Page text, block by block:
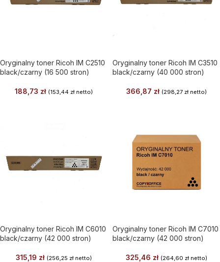
Oryginalny toner Ricoh IM C2510
black/czarny (16 500 stron)
188,73 zł (153,44 zł netto)
Oryginalny toner Ricoh IM C3510
black/czarny (40 000 stron)
366,87 zł (298,27 złnetto)
Oryginalny toner Ricoh IM C6010
black/czarny (42 000 stron)
315,19 zł (256,25 zł netto)
Oryginalny toner Ricoh IM C7010
black/czarny (42 000 stron)
325,46 zł (264,60 złnetto)